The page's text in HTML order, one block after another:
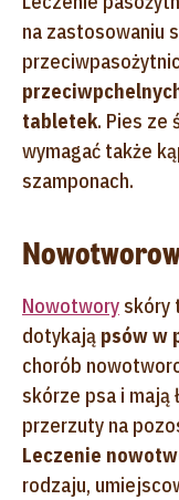
na zastosowaniu
tabletek. Pies ze
wymagać także
szamponach.
Nowotwory skóry
dotykają psów w
chorób
skórze psa i mają
przerzuty na
Leczenie
rodzaju,